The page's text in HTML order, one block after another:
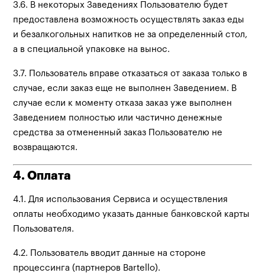
3.6. В некоторых Заведениях Пользователю будет
предоставлена возможность осуществлять заказ еды
и безалкогольных напитков не за определенный стол,
а в специальной упаковке на вынос.
3.7. Пользователь вправе отказаться от заказа только в
случае, если заказ еще не выполнен Заведением. В
случае если к моменту отказа заказ уже выполнен
Заведением полностью или частично денежные
средства за отмененный заказ Пользователю не
возвращаются.
4. Оплата
4.1. Для использования Сервиса и осуществления
оплаты необходимо указать данные банковской карты
Пользователя.
4.2. Пользователь вводит данные на стороне
процессинга (партнеров Bartello).